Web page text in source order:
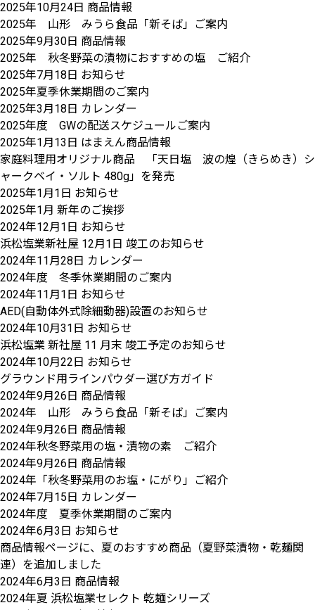
2025年10月24日 商品情報
2025年 山形 みうら食品「新そば」ご案内
2025年9月30日 商品情報
2025年 秋冬野菜の漬物におすすめの塩 ご紹介
2025年7月18日 お知らせ
2025年夏季休業期間のご案内
2025年3月18日 カレンダー
2025年度 GWの配送スケジュールご案内
2025年1月13日 はまえん商品情報
家庭料理用オリジナル商品 「天日塩 波の煌（きらめき）シ
ャークベイ・ソルト 480g」を発売
2025年1月1日 お知らせ
2025年1月 新年のご挨拶
2024年12月1日 お知らせ
浜松塩業新社屋 12月1日 竣工のお知らせ
2024年11月28日 カレンダー
2024年度 冬季休業期間のご案内
2024年11月1日 お知らせ
AED(自動体外式除細動器)設置のお知らせ
2024年10月31日 お知らせ
浜松塩業 新社屋 11 月末 竣工予定のお知らせ
2024年10月22日 お知らせ
グラウンド用ラインパウダー選び方ガイド
2024年9月26日 商品情報
2024年 山形 みうら食品「新そば」ご案内
2024年9月26日 商品情報
2024年秋冬野菜用の塩・漬物の素 ご紹介
2024年9月26日 商品情報
2024年「秋冬野菜用のお塩・にがり」ご紹介
2024年7月15日 カレンダー
2024年度 夏季休業期間のご案内
2024年6月3日 お知らせ
商品情報ページに、夏のおすすめ商品（夏野菜漬物・乾麺関
連）を追加しました
2024年6月3日 商品情報
2024年夏 浜松塩業セレクト 乾麺シリーズ